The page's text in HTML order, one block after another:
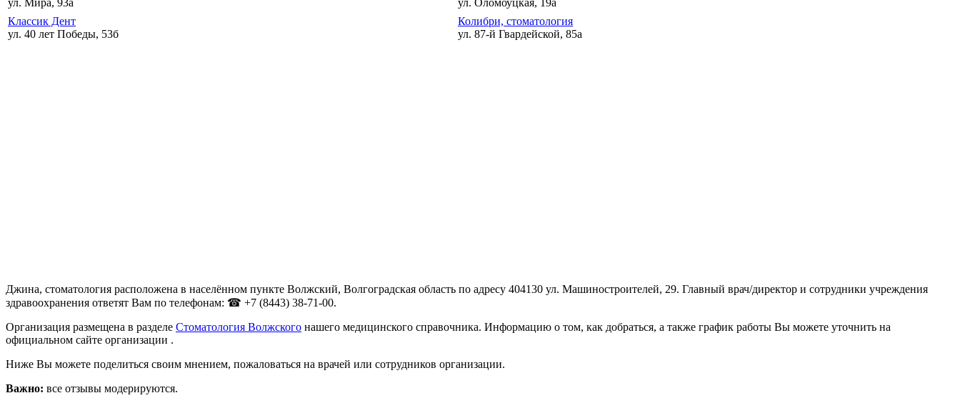
ул. Мира, 93а
ул. Оломоуцкая, 19а
Классик Дент
ул. 40 лет Победы, 53б
Колибри, стоматология
ул. 87-й Гвардейской, 85а
Джина, стоматология расположена в населённом пункте Волжский, Волгоградская область по адресу 404130 ул. Машиностроителей, 29. Главный врач/директор и сотрудники учреждения
здравоохранения ответят Вам по телефонам: ☎ +7 (8443) 38-71-00.
Организация размещена в разделе Стоматология Волжского нашего медицинского справочника. Информацию о том, как добраться, а также график работы Вы можете уточнить на
официальном сайте организации .
Ниже Вы можете поделиться своим мнением, пожаловаться на врачей или сотрудников организации.
Важно: все отзывы модерируются.